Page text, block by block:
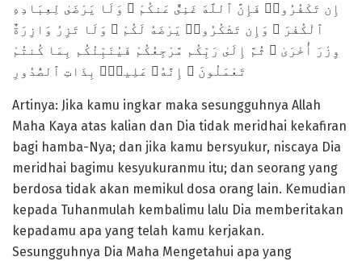
إِن تَكْفُرُوا۟ فَإِنَّ ٱللَّهَ غَنِىٌّ عَنكُمْ ۖ وَلَا يَرْضَىٰ لِعِبَادِهِ
ٱلْكُفْرَ ۖ وَإِن تَشْكُرُوا۟ يَرْضَهُ لَكُمْ ۗ وَلَا تَزِرُ وَازِرَةٌ
وِزْرَ أُخْرَىٰ ۗ ثُمَّ إِلَىٰ رَبِّكُم مَّرْجِعُكُمْ فَيُنَبِّئُكُم بِمَا كُنتُمْ
تَعْمَلُونَ ۚ إِنَّهُۥ عَلِيمٌۢ بِذَاتِ ٱلصُّدُورِ
Artinya: Jika kamu ingkar maka sesungguhnya Allah
Maha Kaya atas kalian dan Dia tidak meridhai kekafiran
bagi hamba-Nya; dan jika kamu bersyukur, niscaya Dia
meridhai bagimu kesyukuranmu itu; dan seorang yang
berdosa tidak akan memikul dosa orang lain. Kemudian
kepada Tuhanmulah kembalimu lalu Dia memberitakan
kepadamu apa yang telah kamu kerjakan.
Sesungguhnya Dia Maha Mengetahui apa yang